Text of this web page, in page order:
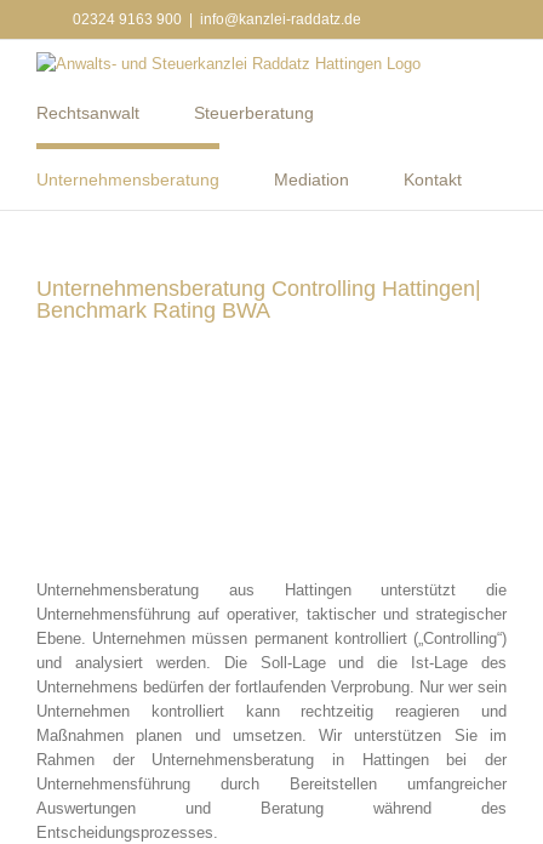
Inhalt
springen
02324 9163 900 info@kanzlei-raddatz.de
Rechtsanwalt Steuerberatung
Unternehmensberatung Mediation Kontakt
Unternehmensberatung Controlling Hattingen|
Benchmark Rating BWA
Unternehmensberatung aus Hattingen unterstützt die
Unternehmensführung auf operativer, taktischer und strategischer
Ebene. Unternehmen müssen permanent kontrolliert („Controlling“)
und analysiert werden. Die Soll-Lage und die Ist-Lage des
Unternehmens bedürfen der fortlaufenden Verprobung. Nur wer sein
Unternehmen kontrolliert kann rechtzeitig reagieren und
Maßnahmen planen und umsetzen. Wir unterstützen Sie im
Rahmen der Unternehmensberatung in Hattingen bei der
Unternehmensführung durch Bereitstellen umfangreicher
Auswertungen und Beratung während des
Entscheidungsprozesses.